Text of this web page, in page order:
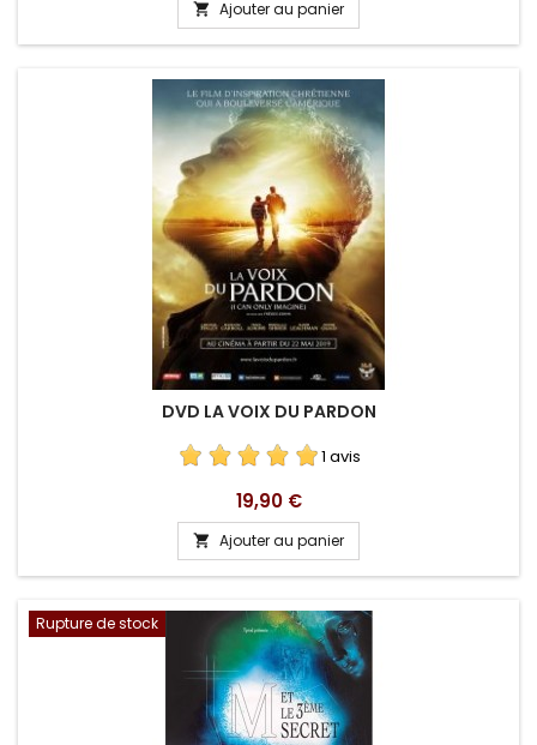
 Ajouter au panier
DVD LA VOIX DU PARDON
1 avis
Prix
19,90 €
 Ajouter au panier
Rupture de stock